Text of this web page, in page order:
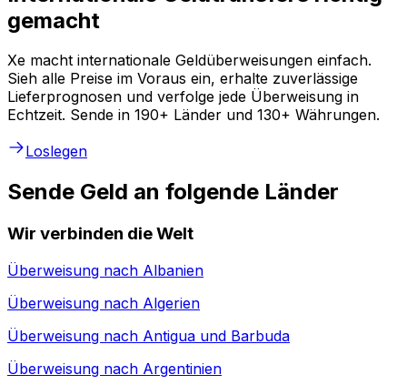
gemacht
Xe macht internationale Geldüberweisungen einfach.
Sieh alle Preise im Voraus ein, erhalte zuverlässige
Lieferprognosen und verfolge jede Überweisung in
Echtzeit. Sende in 190+ Länder und 130+ Währungen.
Loslegen
Sende Geld an folgende Länder
Wir verbinden die Welt
Überweisung nach Albanien
Überweisung nach Algerien
Überweisung nach Antigua und Barbuda
Überweisung nach Argentinien